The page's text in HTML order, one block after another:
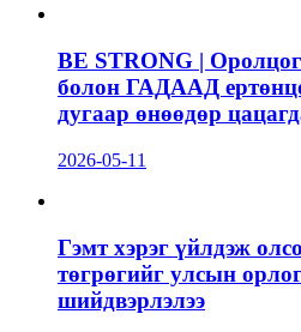
BE STRONG |
болон ГАДААД
дугаар өнөөдөр
2026-05-11
Гэмт хэрэг үйлдэж
төгрөгийг улсын
шийдвэрлэлээ